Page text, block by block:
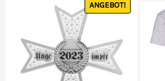
ANGEBOT!